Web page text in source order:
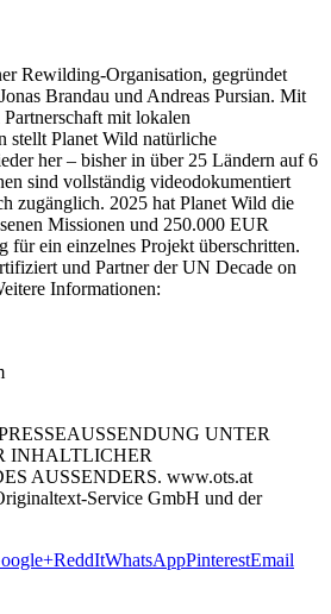
Rewilding-Organisation, gegründet
Brandau und Andreas Pursian. Mit
mit lokalen
stellt Planet Wild natürliche
her – bisher in über 25 Ländern auf 6
sind vollständig videodokumentiert
zugänglich. 2025 hat Planet Wild die
Missionen und 250.000 EUR
für ein einzelnes Projekt überschritten.
und Partner der UN Decade on
Informationen:
UNTER
INHALTLICHER
AUSSENDERS. www.ots.at
Service GmbH und der
ReddItWhatsAppPinterestEmail